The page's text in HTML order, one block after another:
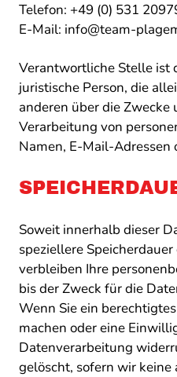
Telefon: +49 (0) 531
E-Mail: info@team-
Verantwortliche Stelle ist
juristische Person, die
anderen über die
Verarbeitung von
Namen, E-Mail-Adressen
Soweit innerhalb dieser
speziellere
verbleiben Ihre
bis der Zweck für die
Wenn Sie ein
machen oder eine
Datenverarbeitung
gelöscht, sofern wir keine